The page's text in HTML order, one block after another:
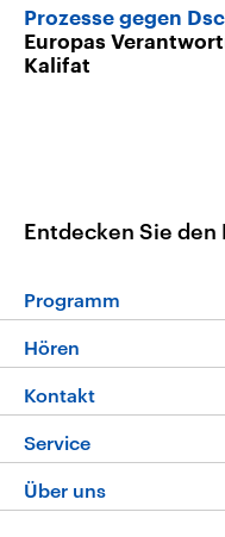
Prozesse gegen
Europas
Kalifat
Entdecken Sie
Programm
Programm
Die
Neue Beiträge
Hören
Livestream
Podcasts
Kontakt
Hörerservice
Service
FAQ
Über uns